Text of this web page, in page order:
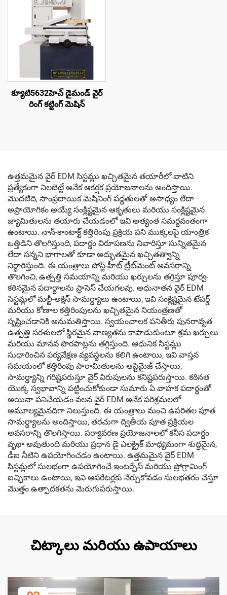
క్యూటి5632హెచ్ డైమండ్ వైర్
రింగ్ కట్టింగ్ మెషిన్
ఉత్తమమైన వైర్ EDM సిస్టమ్లు ఖచ్చితమైన తయారీలో వాటిని
ప్రత్యేకంగా నిలబెట్టే అనేక ఆకర్షక ప్రయోజనాలను అందిస్తాయి.
మొదటిది, సాంప్రదాయిక మెషినింగ్ పద్ధతులతో అసాధ్యం లేదా
అప్రాయోగికం అయ్యే సంక్లిష్టమైన ఆకృతులు మరియు సంక్లిష్టమైన
జ్యామితులను తయారు చేయడంలో ఇవి అత్యంత సమర్థవంతంగా
ఉంటాయి. నాన్-కాంటాక్ట్ కత్తిరింపు ప్రక్రియ పని ముక్కలపై యాంత్రిక
ఒత్తిడిని తొలగిస్తుంది, పదార్థం విరూపణను నివారిస్తూ సున్నితమైన
లేదా సన్నని భాగాలతో కూడా అద్భుతమైన ఖచ్చితత్వాన్ని
నిర్ధారిస్తుంది. ఈ యంత్రాలు పోస్ట్-హీట్ ట్రీట్‌మెంట్ అవసరాన్ని
తొలగించి, ఉత్పత్తి సమయాన్ని మరియు ఖర్చులను తగ్గిస్తూ పూర్వ-
కఠినమైన పదార్థాలను ప్రాసెస్ చేయగలవు. అధునాతన వైర్ EDM
సిస్టమ్లలో మల్టీ-అక్షిస్ సామర్థ్యాలు ఉంటాయి, ఇవి సంక్లిష్టమైన టేపర్డ్
మరియు కోణాల కత్తిరింపులను ఖచ్చితమైన నియంత్రణతో
సృష్టించడానికి అనుమతిస్తాయి. స్వయంచాలక పనితీరు పునరావృత
ఉత్పత్తి సరళులలో స్థిరమైన నాణ్యతను కాపాడుకుంటూ శ్రమ ఖర్చులు
మరియు మానవ పొరపాట్లను తగ్గిస్తుంది. ఆధునిక సిస్టమ్లు
సుధారించిన పర్యవేక్షణ వ్యవస్థలను కలిగి ఉంటాయి, ఇవి వాస్తవ
సమయంలో కత్తిరింపు పారామితులను ఆప్టిమైజ్ చేస్తాయి,
సామర్థ్యాన్ని గరిష్టపరుస్తూ వైర్ విరుపులను కనిష్టపరుస్తాయి. కఠినత
యొక్క స్వభావాన్ని పట్టించుకోకుండా సుమారు ఏ వాహక పదార్థంతో
అయినా పనిచేయడం వలన వైర్ EDM అనేక పరిశ్రమలలో
అమూల్యమైనదిగా నిలుస్తుంది. ఈ యంత్రాలు మంచి ఉపరితల పూత
సామర్థ్యాలను అందిస్తాయి, తరచుగా ద్వితీయ పూత ప్రక్రియల
అవసరాన్ని తొలగిస్తాయి. పర్యావరణ ప్రయోజనాలలో కనీస పదార్థం
వృథా అవుతుంది మరియు ప్రధాన డై ఎలక్ట్రిక్ మాధ్యమంగా శుద్ధమైన,
డీఐ నీటిని ఉపయోగించడం ఉంటాయి. ఉత్తమమైన వైర్ EDM
సిస్టమ్లలో సులభంగా ఉపయోగించే ఇంటర్ఫేస్ మరియు ప్రోగ్రామింగ్
ఐచ్ఛికాలు ఉంటాయి, ఇవి ఆపరేటర్లకు నేర్చుకోవడం సులభతరం చేస్తూ
మొత్తం ఉత్పాదకతను మెరుగుపరుస్తాయి.
చిట్కాలు మరియు ఉపాయాలు